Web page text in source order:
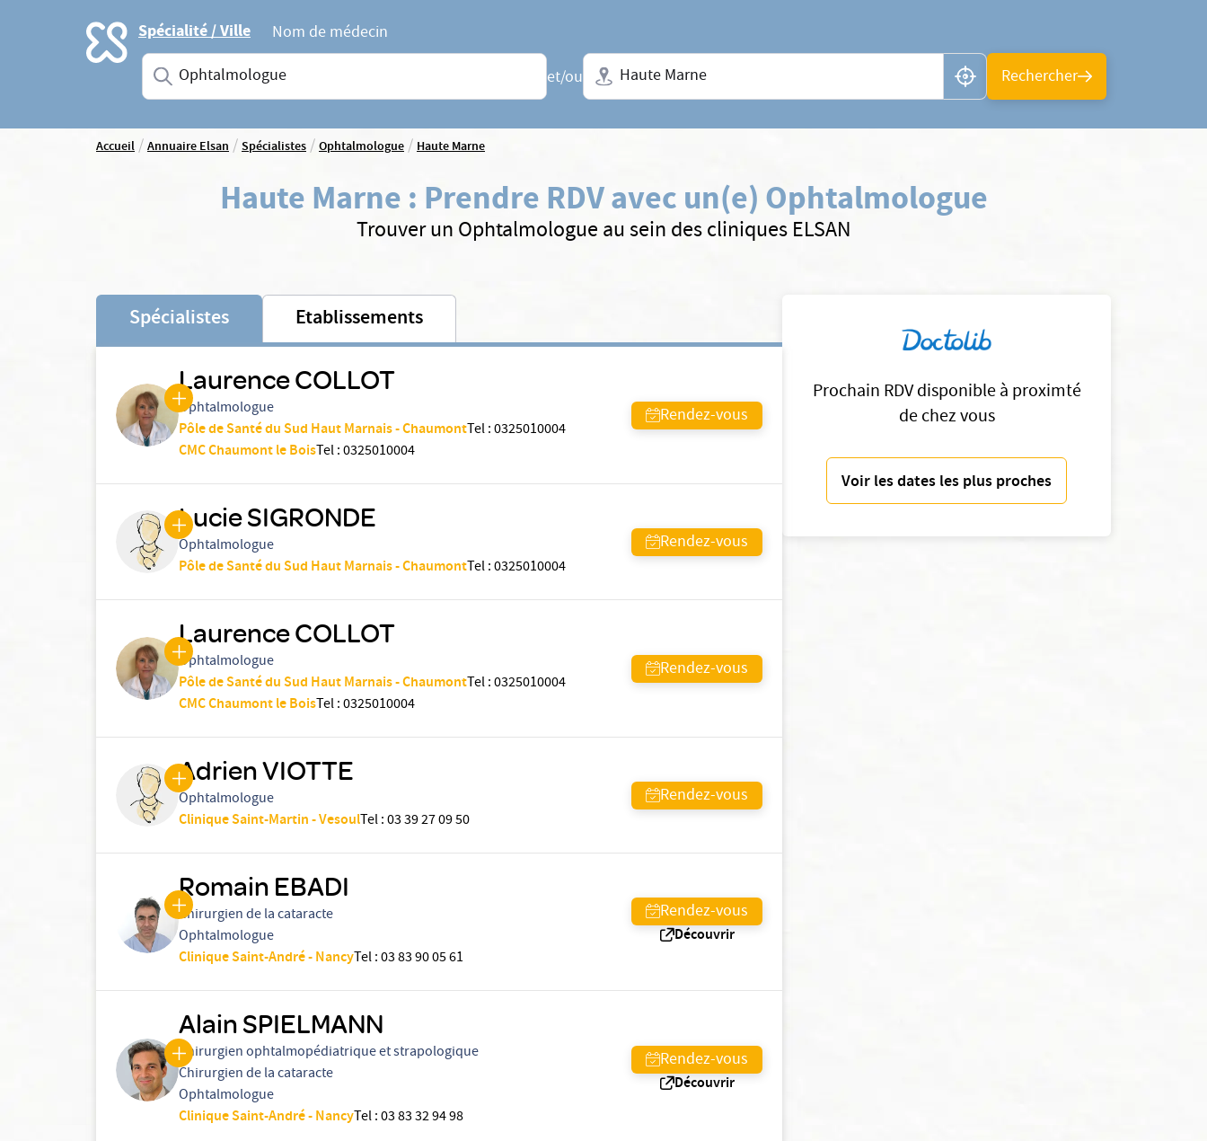
Accueil Spécialité / Ville
Nom de médecin
Saisissez une spécialité ou un service
et/ou
Ville + N° de département, région ou CP
Rechercher
Accueil/Annuaire Elsan/Spécialistes/Ophtalmologue/Haute Marne
Haute Marne : Prendre RDV avec un(e) Ophtalmologue
Trouver un Ophtalmologue au sein des cliniques ELSAN
Prochain RDV disponible à proximté
de chez vous
Voir les dates les plus proches
Spécialistes Etablissements
Laurence COLLOT
Ophtalmologue
Pôle de Santé du Sud Haut Marnais - ChaumontTel:0325010004
CMC Chaumont le BoisTel:0325010004
Rendez-vous
Lucie SIGRONDE
Ophtalmologue
Pôle de Santé du Sud Haut Marnais - ChaumontTel:0325010004
Rendez-vous
Laurence COLLOT
Ophtalmologue
Pôle de Santé du Sud Haut Marnais - ChaumontTel:0325010004
CMC Chaumont le BoisTel:0325010004
Rendez-vous
Adrien VIOTTE
Ophtalmologue
Clinique Saint-Martin - VesoulTel:03 39 27 09 50
Rendez-vous
Romain EBADI
Chirurgien de la cataracte
Ophtalmologue
Clinique Saint-André - NancyTel:03 83 90 05 61
Rendez-vous
Découvrir
Alain SPIELMANN
Chirurgien ophtalmopédiatrique et strapologique
Chirurgien de la cataracte
Ophtalmologue
Clinique Saint-André - NancyTel:03 83 32 94 98
Rendez-vous
Découvrir